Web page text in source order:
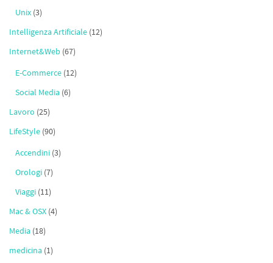
Unix (3)
Intelligenza Artificiale (12)
Internet&Web (67)
E-Commerce (12)
Social Media (6)
Lavoro (25)
LifeStyle (90)
Accendini (3)
Orologi (7)
Viaggi (11)
Mac & OSX (4)
Media (18)
medicina (1)